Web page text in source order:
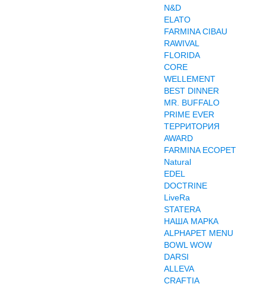
N&D
ELATO
FARMINA CIBAU
RAWIVAL
FLORIDA
CORE
WELLEMENT
BEST DINNER
MR. BUFFALO
PRIME EVER
ТЕРРИТОРИЯ
AWARD
FARMINA ECOPET
Natural
EDEL
DOCTRINE
LiveRa
STATERA
НАША МАРКА
ALPHAPET MENU
BOWL WOW
DARSI
ALLEVA
CRAFTIA